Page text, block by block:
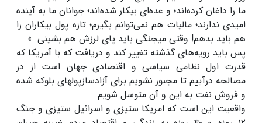
ما را داغان کرده‌اند؛ و عده‌ای بیکار شده‌اند؛ جوانان ما به آینده
امیدی ندارند؛ مالیات هم نمی‌توانم بگیرم؛ تازه پول بیکاران را
هم باید بدهم! وقتی میجنگی باید پای لرزش هم بشینی. »
پس باید رویه‌های گذشته تغییر کند و دریافت که با آمریکا که
قدرت اول نظامی سیاسی و اقتصادی جهان است از در
مصالحه درآییم تا مجبور نشویم برای آزادسازپولهای بلوکه شده
و فروش نفت به این و آن متوسل شویم.
واقعیت این است که امریکا ستیزی و اسرائیل ستیزی و جنگ